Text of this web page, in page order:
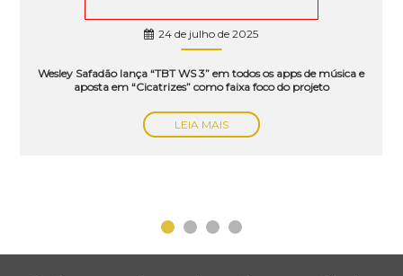
24 de julho de 2025
Wesley Safadão lança “TBT WS 3” em todos os apps de música e
aposta em “Cicatrizes” como faixa foco do projeto
LEIA MAIS